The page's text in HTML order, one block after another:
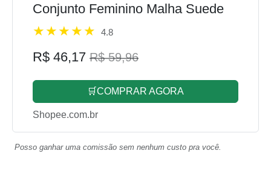
Conjunto Feminino Malha Suede
4.8
R$ 46,17 R$ 59,96
🛒COMPRAR AGORA
Shopee.com.br
Posso ganhar uma comissão sem nenhum custo pra você.